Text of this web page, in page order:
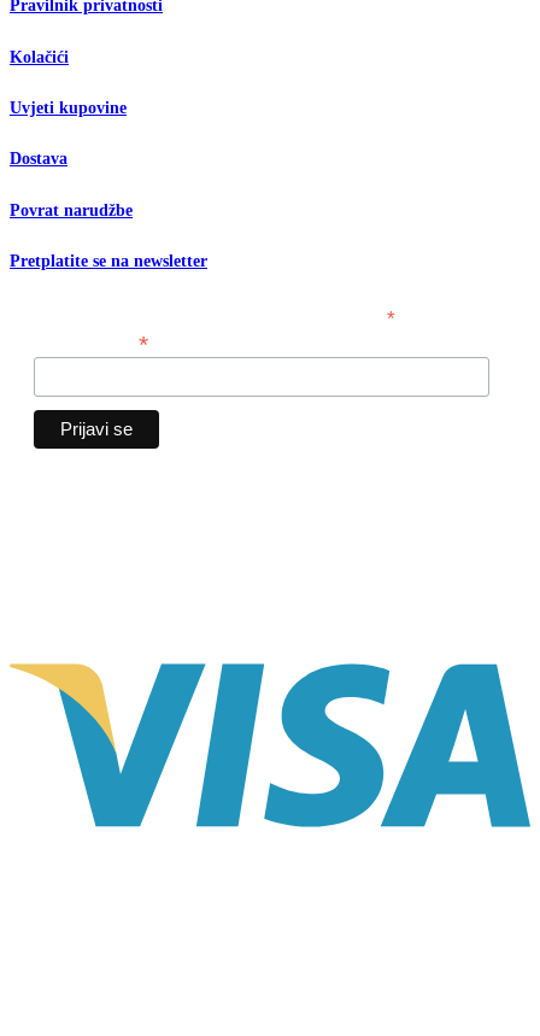
Pravilnik privatnosti
Kolačići
Uvjeti kupovine
Dostava
Povrat narudžbe
Pretplatite se na newsletter
*
*